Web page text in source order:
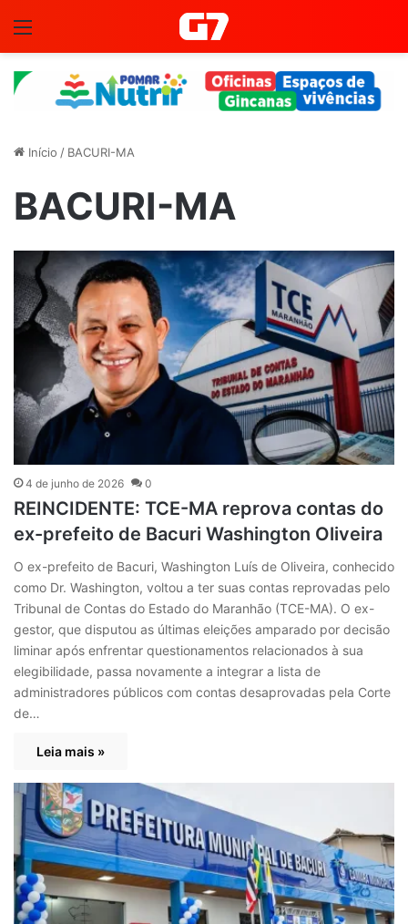
Início / BACURI-MA
BACURI-MA
4 de junho de 2026 0
REINCIDENTE: TCE-MA reprova contas do
ex-prefeito de Bacuri Washington Oliveira
O ex-prefeito de Bacuri, Washington Luís de Oliveira, conhecido
como Dr. Washington, voltou a ter suas contas reprovadas pelo
Tribunal de Contas do Estado do Maranhão (TCE-MA). O ex-
gestor, que disputou as últimas eleições amparado por decisão
liminar após enfrentar questionamentos relacionados à sua
elegibilidade, passa novamente a integrar a lista de
administradores públicos com contas desaprovadas pela Corte
de…
Leia mais »